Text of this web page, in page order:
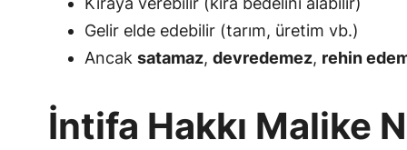
Gelir elde edebilir (tarım, üretim vb.)
Ancak satamaz, devredemez, rehin
İntifa Hakkı Malike